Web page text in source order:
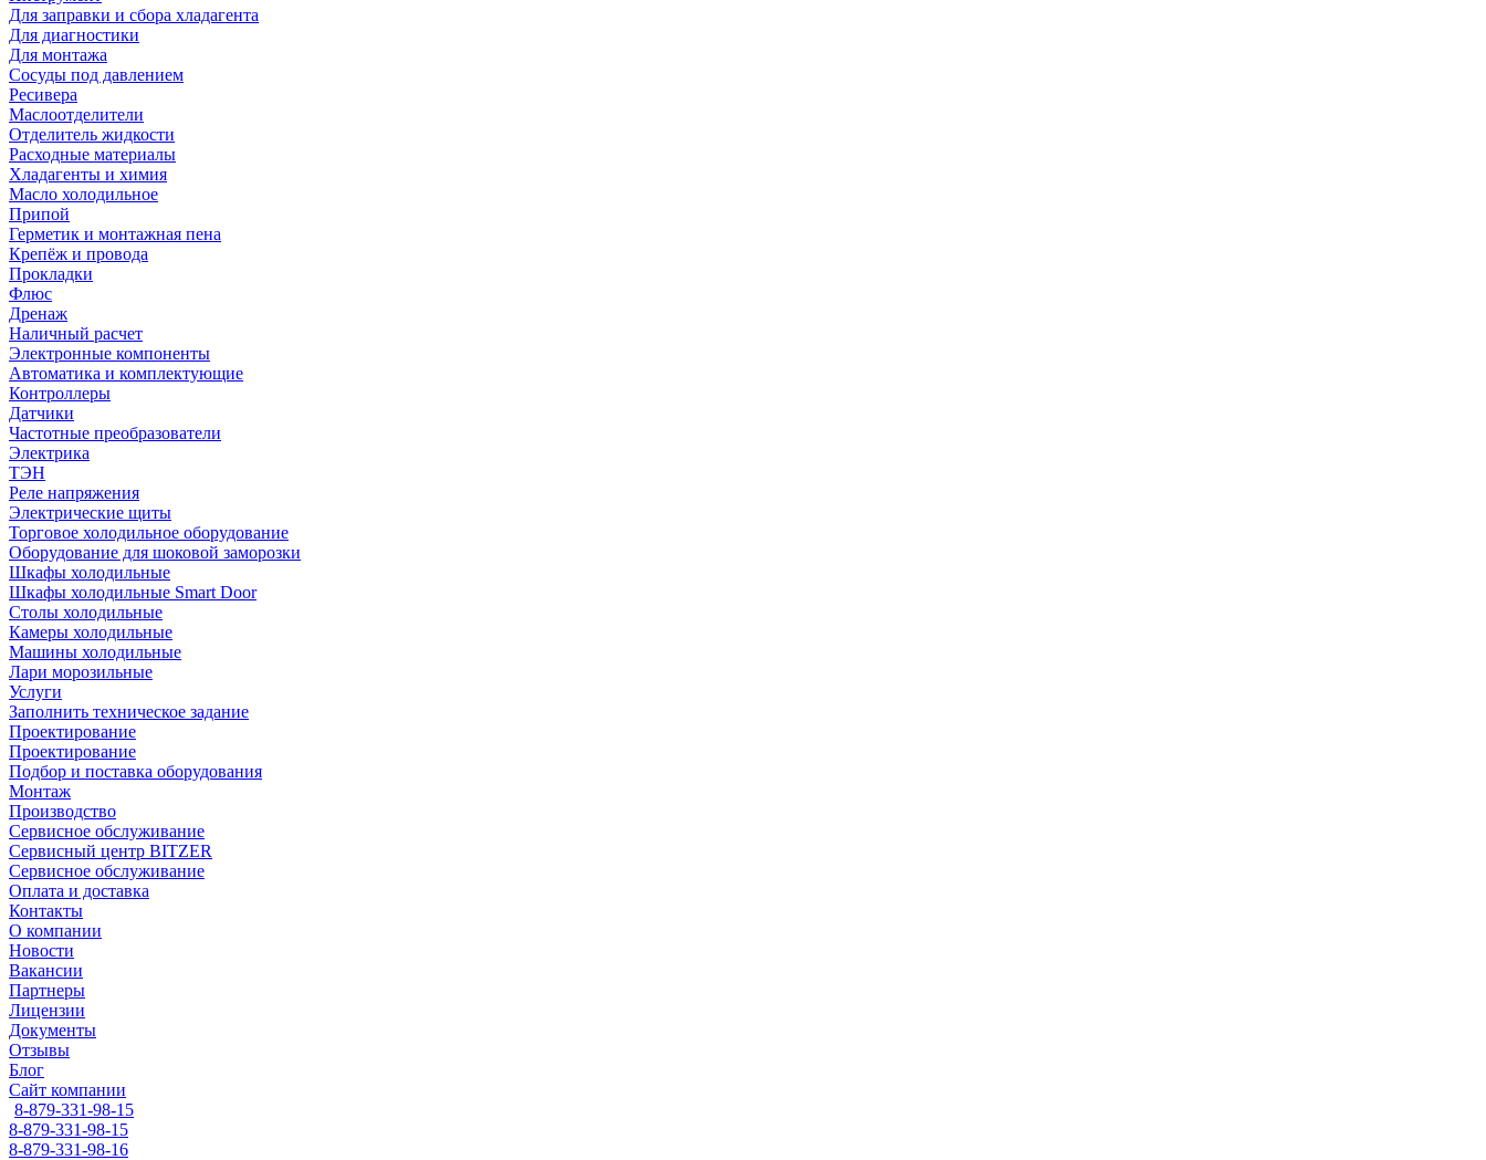
Для заправки и сбора хладагента
Для диагностики
Для монтажа
Сосуды под давлением
Ресивера
Маслоотделители
Отделитель жидкости
Расходные материалы
Хладагенты и химия
Масло холодильное
Припой
Герметик и монтажная пена
Крепёж и провода
Прокладки
Флюс
Дренаж
Наличный расчет
Электронные компоненты
Автоматика и комплектующие
Контроллеры
Датчики
Частотные преобразователи
Электрика
ТЭН
Реле напряжения
Электрические щиты
Торговое холодильное оборудование
Оборудование для шоковой заморозки
Шкафы холодильные
Шкафы холодильные Smart Door
Столы холодильные
Камеры холодильные
Машины холодильные
Лари морозильные
Услуги
Заполнить техническое задание
Проектирование
Проектирование
Подбор и поставка оборудования
Монтаж
Производство
Сервисное обслуживание
Сервисный центр BITZER
Сервисное обслуживание
Оплата и доставка
Контакты
О компании
Новости
Вакансии
Партнеры
Лицензии
Документы
Отзывы
Блог
Сайт компании
8-879-331-98-15
8-879-331-98-15
8-879-331-98-16